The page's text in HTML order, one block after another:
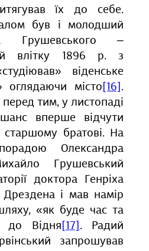
їх до себе.
був і молодший
Грушевського ‒
влітку 1896 р. з
віденське
оглядаючи місто [16] .
тим, у листопаді
вперше відчути
братові. На
Олександра
Грушевський
доктора Генріха
і мав намір
«як буде час та
до Відня [17] . Радий
запрошував